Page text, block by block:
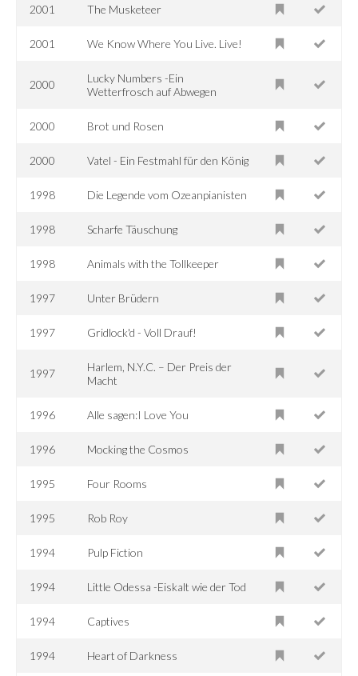
2001 The Musketeer
2001 We Know Where You Live. Live!
2000
Lucky Numbers -Ein
Wetterfrosch auf Abwegen
2000 Brot und Rosen
2000 Vatel - Ein Festmahl für den König
1998 Die Legende vom Ozeanpianisten
1998 Scharfe Täuschung
1998 Animals with the Tollkeeper
1997 Unter Brüdern
1997 Gridlock'd - Voll Drauf!
1997
Harlem, N.Y.C. – Der Preis der
Macht
1996 Alle sagen:I Love You
1996 Mocking the Cosmos
1995 Four Rooms
1995 Rob Roy
1994 Pulp Fiction
1994 Little Odessa -Eiskalt wie der Tod
1994 Captives
1994 Heart of Darkness